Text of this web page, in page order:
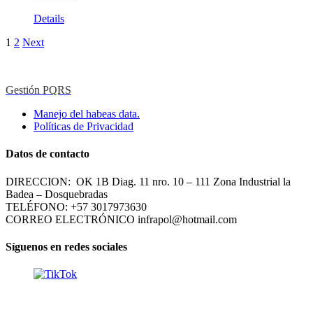
Details
1 2 Next
Gestión PQRS
Manejo del habeas data.
Políticas de Privacidad
Datos de contacto
DIRECCION: OK 1B Diag. 11 nro. 10 – 111 Zona Industrial la
Badea – Dosquebradas
TELÉFONO: +57 3017973630
CORREO ELECTRÓNICO infrapol@hotmail.com
Síguenos en redes sociales